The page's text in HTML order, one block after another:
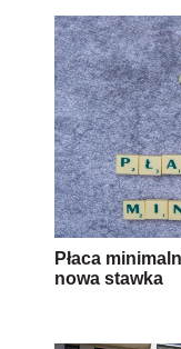
Płaca
nowa stawka